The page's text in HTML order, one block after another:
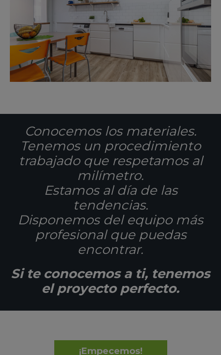
Conocemos los materiales.
Tenemos un procedimiento
trabajado que respetamos al
milímetro.
Estamos al día de las
tendencias.
Disponemos del equipo más
profesional que puedas
encontrar.
Si te conocemos a ti, tenemos
el proyecto perfecto.
¡Empecemos!